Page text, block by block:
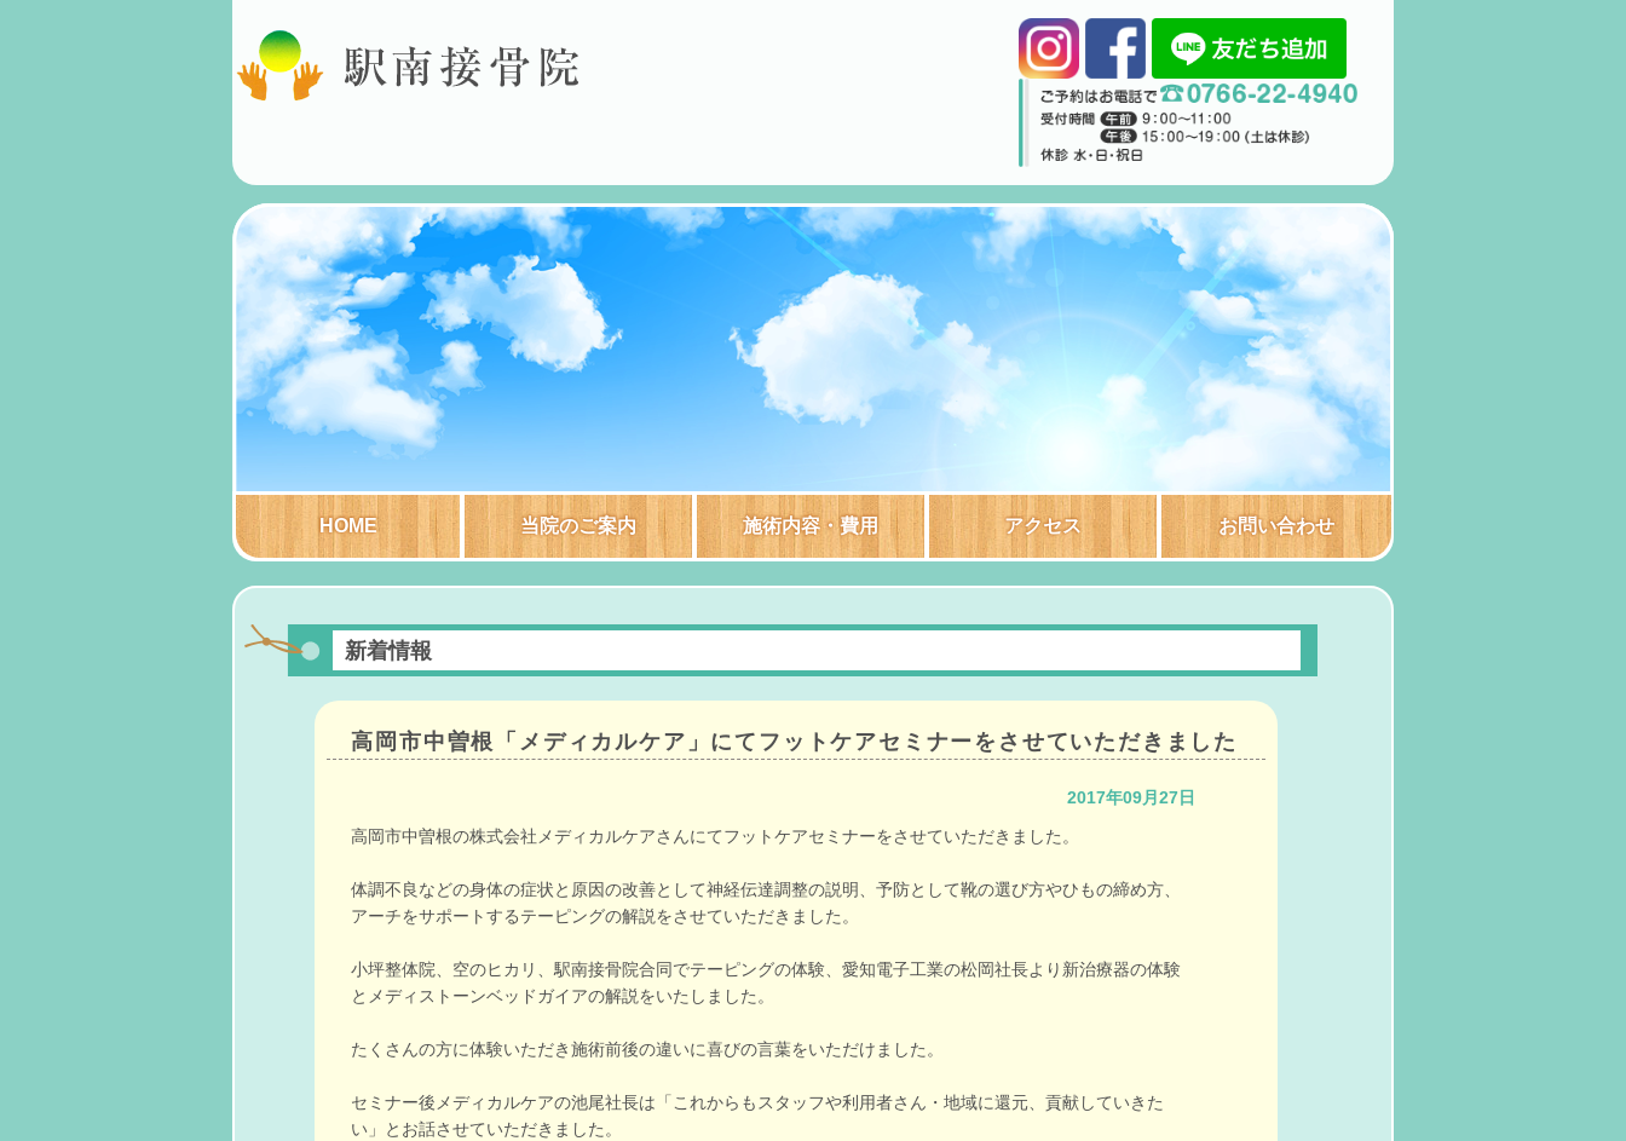
HOME 当院のご案内 施術内容・費用 アクセス お問い合わせ
新着情報
高岡市中曽根「メディカルケア」にてフットケアセミナーをさせていただきました
2017年09月27日
高岡市中曽根の株式会社メディカルケアさんにてフットケアセミナーをさせていただきました。
体調不良などの身体の症状と原因の改善として神経伝達調整の説明、予防として靴の選び方やひもの締め方、
アーチをサポートするテーピングの解説をさせていただきました。
小坪整体院、空のヒカリ、駅南接骨院合同でテーピングの体験、愛知電子工業の松岡社長より新治療器の体験
とメディストーンベッドガイアの解説をいたしました。
たくさんの方に体験いただき施術前後の違いに喜びの言葉をいただけました。
セミナー後メディカルケアの池尾社長は「これからもスタッフや利用者さん・地域に還元、貢献していきた
い」とお話させていただきました。